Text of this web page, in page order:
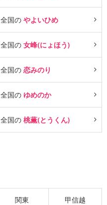
全国の やよいひめ
全国の 女峰(にょほう)
全国の 恋みのり
全国の ゆめのか
全国の 桃薫(とうくん)
関東 甲信越